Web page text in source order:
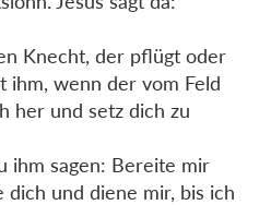
Knecht, der pflügt oder
ihm, wenn der vom Feld
her und setz dich zu
ihm sagen: Bereite mir
dich und diene mir, bis ich